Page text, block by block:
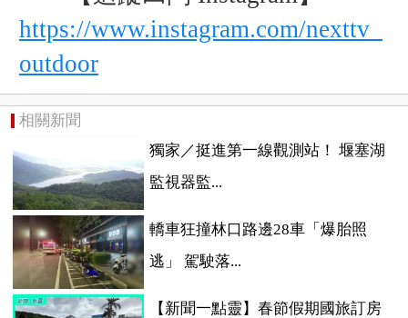
https://www.instagram.com/nexttv_
outdoor
相關新聞
獨家／挺進第一線觀測站！ 堰塞湖
監視器監...
轎車狂撞林口路邊28車「爆胎照
逃」 駕駛落...
【新聞一點靈】春節假期國旅訂房